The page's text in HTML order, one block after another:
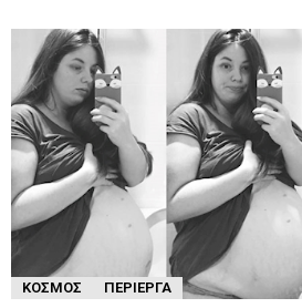
ΚΌΣΜΟΣ ΠΕΡΊΕΡΓΑ